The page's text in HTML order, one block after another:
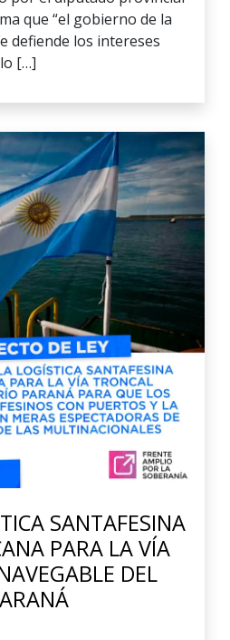
que “el gobierno de la
defiende los intereses
[…]
SANTAFESINA
PARA LA VÍA
DEL